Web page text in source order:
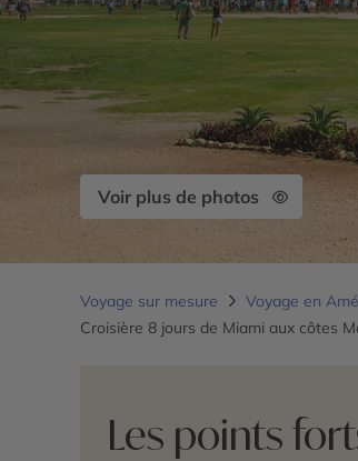
Voir plus de photos
Voyage sur mesure Voyage en
Croisière 8 jours de Miami aux côtes
Les points